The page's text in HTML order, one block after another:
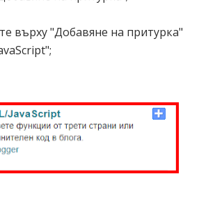
върху "Добавяне на притурка"